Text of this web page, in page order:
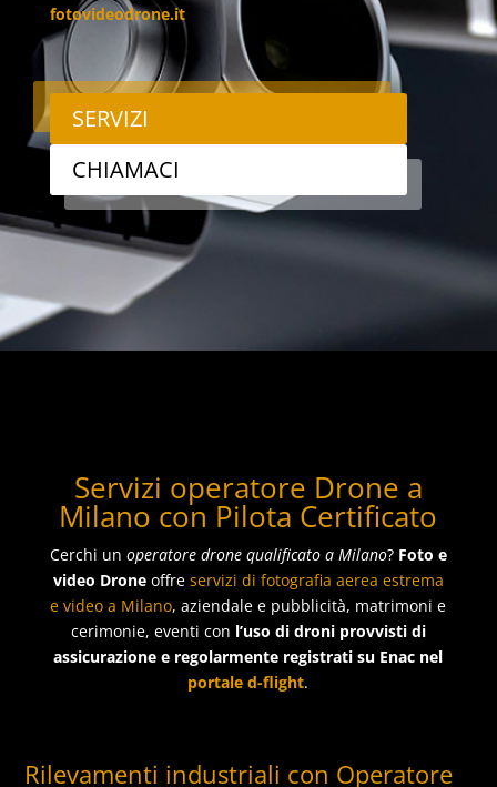
fotovideodrone.it
SERVIZI
CHIAMACI
Servizi operatore Drone a
Milano con Pilota Certificato
Cerchi un operatore drone qualificato a Milano? Foto e
video Droneoffre servizi di fotografia aerea estrema
e video a Milano, aziendale e pubblicità, matrimoni e
cerimonie, eventi con l’uso di droni provvisti di
assicurazione e regolarmente registrati su Enac nel
portale d-flight.
Rilevamenti industriali con Operatore